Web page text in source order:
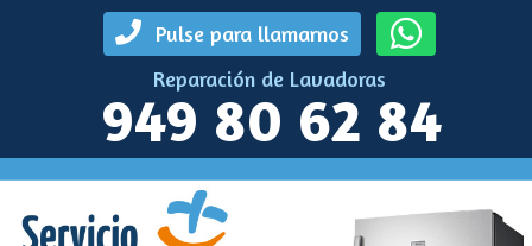
Pulse para llamarnos
Reparación de Lavadoras
949 80 62 84